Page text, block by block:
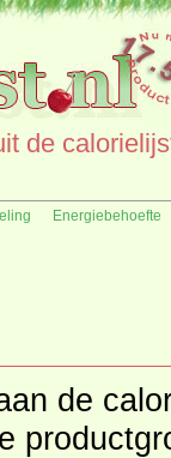
de
Energiebehoefte
de